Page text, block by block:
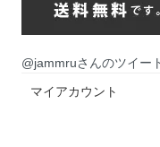
@jammruさんのツイー
マイアカウント